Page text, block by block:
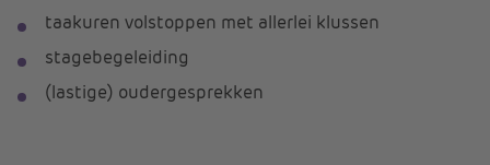
taakuren volstoppen met allerlei klussen
stagebegeleiding
(lastige) oudergesprekken